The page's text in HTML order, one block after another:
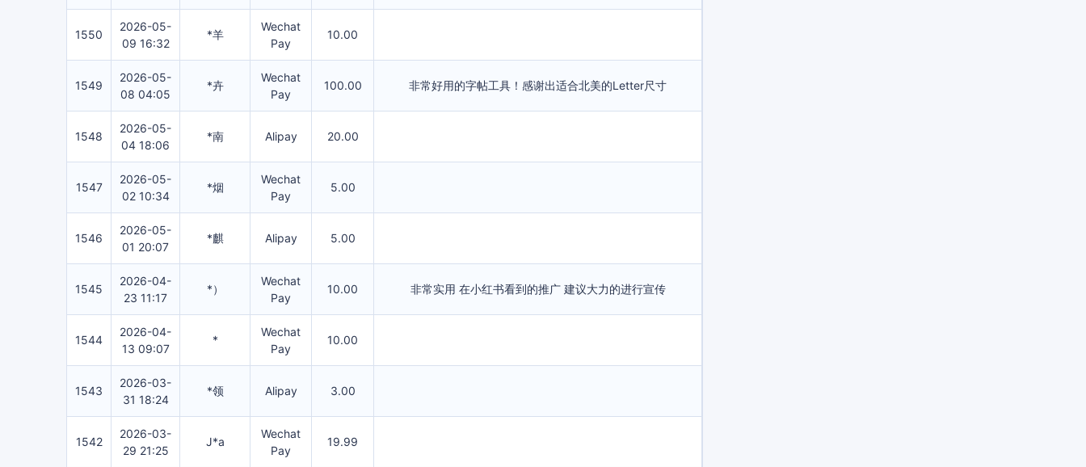
1550
2026-05-
09 16:32
*羊
Wechat
Pay
10.00
1549
2026-05-
08 04:05
*卉
Wechat
Pay
100.00 非常好用的字帖工具！感谢出适合北美的Letter尺寸
1548
2026-05-
04 18:06
*南 Alipay 20.00
1547
2026-05-
02 10:34
*烟
Wechat
Pay
5.00
1546
2026-05-
01 20:07
*麒 Alipay 5.00
1545
2026-04-
23 11:17
*）
Wechat
Pay
10.00 非常实用 在小红书看到的推广 建议大力的进行宣传
1544
2026-04-
13 09:07
*
Wechat
Pay
10.00
1543
2026-03-
31 18:24
*领 Alipay 3.00
1542
2026-03-
29 21:25
J*a
Wechat
Pay
19.99